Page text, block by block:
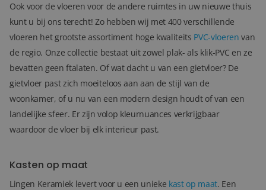
Ook voor de vloeren voor de andere ruimtes in uw nieuwe thuis
kunt u bij ons terecht! Zo hebben wij met 400 verschillende
vloeren het grootste assortiment hoge kwaliteits PVC-vloeren van
de regio. Onze collectie bestaat uit zowel plak- als klik-PVC en ze
bevatten geen ftalaten. Of wat dacht u van een gietvloer? De
gietvloer past zich moeiteloos aan aan de stijl van de
woonkamer, of u nu van een modern design houdt of van een
landelijke sfeer. Er zijn volop kleurnuances verkrijgbaar
waardoor de vloer bij elk interieur past.
Kasten op maat
Lingen Keramiek levert voor u een unieke kast op maat. Een